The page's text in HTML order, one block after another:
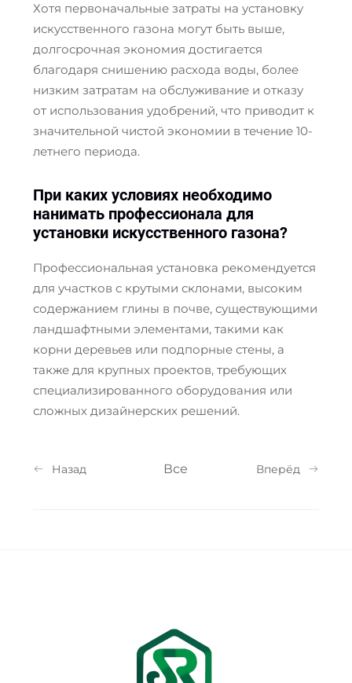
Хотя первоначальные затраты на установку
искусственного газона могут быть выше,
долгосрочная экономия достигается
благодаря снишению расхода воды, более
низким затратам на обслуживание и отказу
от использования удобрений, что приводит к
значительной чистой экономии в течение 10-
летнего периода.
При каких условиях необходимо
нанимать профессионала для
установки искусственного газона?
Профессиональная установка рекомендуется
для участков с крутыми склонами, высоким
содержанием глины в почве, существующими
ландшафтными элементами, такими как
корни деревьев или подпорные стены, а
также для крупных проектов, требующих
специализированного оборудования или
сложных дизайнерских решений.
Назад Все Вперёд